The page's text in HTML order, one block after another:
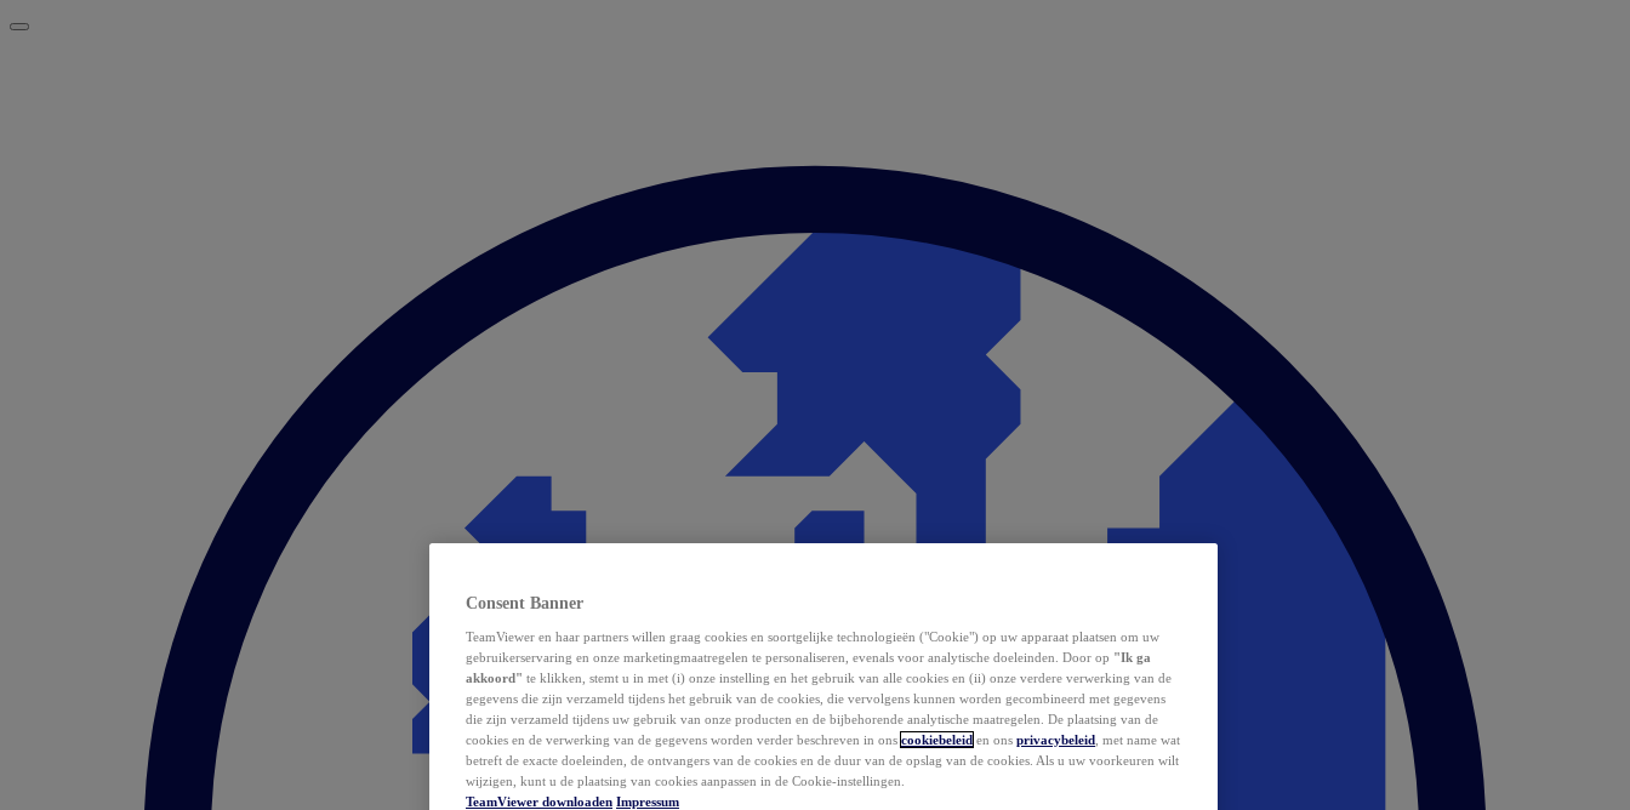
Consent Banner
TeamViewer en haar partners willen graag cookies en soortgelijke technologieën ("Cookie") op uw apparaat plaatsen om uw
gebruikerservaring en onze marketingmaatregelen te personaliseren, evenals voor analytische doeleinden. Door op "Ik ga
akkoord" te klikken, stemt u in met (i) onze instelling en het gebruik van alle cookies en (ii) onze verdere verwerking van de
gegevens die zijn verzameld tijdens het gebruik van de cookies, die vervolgens kunnen worden gecombineerd met gegevens
die zijn verzameld tijdens uw gebruik van onze producten en de bijbehorende analytische maatregelen. De plaatsing van de
cookies en de verwerking van de gegevens worden verder beschreven in ons cookiebeleid en ons privacybeleid , met name wat
betreft de exacte doeleinden, de ontvangers van de cookies en de duur van de opslag van de cookies. Als u uw voorkeuren wilt
wijzigen, kunt u de plaatsing van cookies aanpassen in de Cookie-instellingen.
TeamViewer downloaden Impressum